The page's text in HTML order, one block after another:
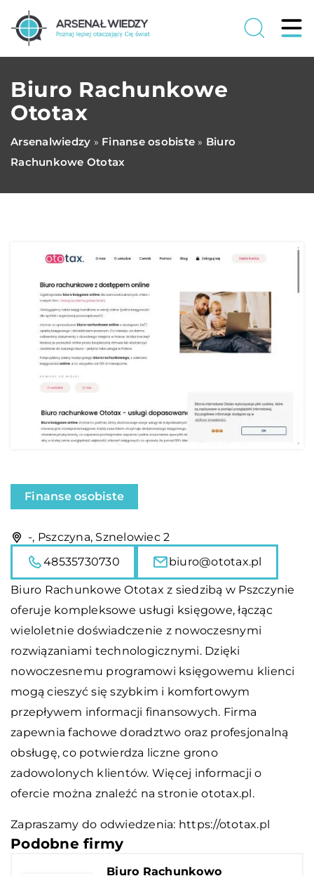
Biuro Rachunkowe
Ototax
Arsenalwiedzy » Finanse osobiste » Biuro
Rachunkowe Ototax
Finanse osobiste
-, Pszczyna, Sznelowiec 2
48535730730
biuro@ototax.pl
Biuro Rachunkowe Ototax z siedzibą w Pszczynie
oferuje kompleksowe usługi księgowe, łącząc
wieloletnie doświadczenie z nowoczesnymi
rozwiązaniami technologicznymi. Dzięki
nowoczesnemu programowi księgowemu klienci
mogą cieszyć się szybkim i komfortowym
przepływem informacji finansowych. Firma
zapewnia fachowe doradztwo oraz profesjonalną
obsługę, co potwierdza liczne grono
zadowolonych klientów. Więcej informacji o
ofercie można znaleźć na stronie ototax.pl.
Zapraszamy do odwiedzenia: https://ototax.pl
Podobne firmy
Biuro Rachunkowo